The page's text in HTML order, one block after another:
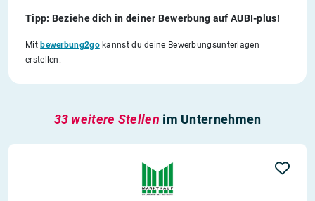
Tipp: Beziehe dich in deiner Bewerbung auf AUBI-plus!
Mit bewerbung2gokannst du deine Bewerbungsunterlagen
erstellen.
33 weitere Stellen im Unternehmen